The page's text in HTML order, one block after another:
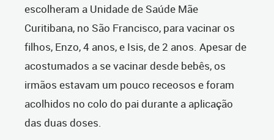
escolheram a Unidade de Saúde Mãe
Curitibana, no São Francisco, para vacinar os
filhos, Enzo, 4 anos, e Isis, de 2 anos. Apesar de
acostumados a se vacinar desde bebês, os
irmãos estavam um pouco receosos e foram
acolhidos no colo do pai durante a aplicação
das duas doses.